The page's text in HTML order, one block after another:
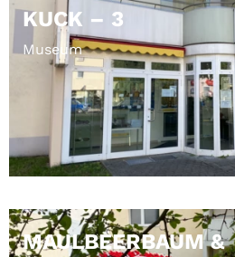
KUCK – 3
Museum
MAULBEERBAUM &